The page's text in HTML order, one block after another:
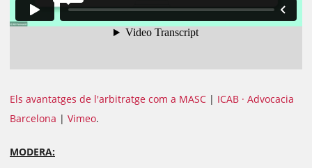
Els avantatges de l'arbitratge com a MASC | ICAB · Advocacia
Barcelona | Vimeo.
MODERA: